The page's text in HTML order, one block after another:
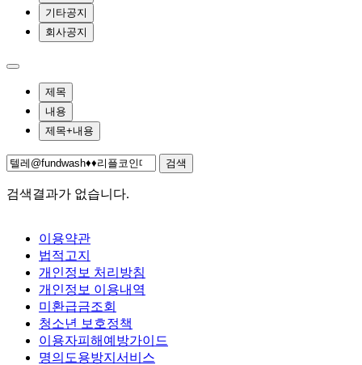
기타공지
회사공지
제목
내용
제목+내용
검색
검색결과가 없습니다.
이용약관
법적고지
개인정보 처리방침
개인정보 이용내역
미환급금조회
청소년 보호정책
이용자피해예방가이드
명의도용방지서비스